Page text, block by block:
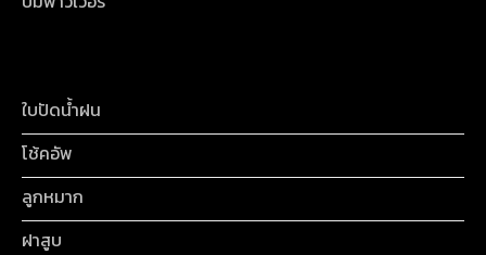
ใบปัดน้ำฝน
โช้คอัพ
ลูกหมาก
ฝาสูบ